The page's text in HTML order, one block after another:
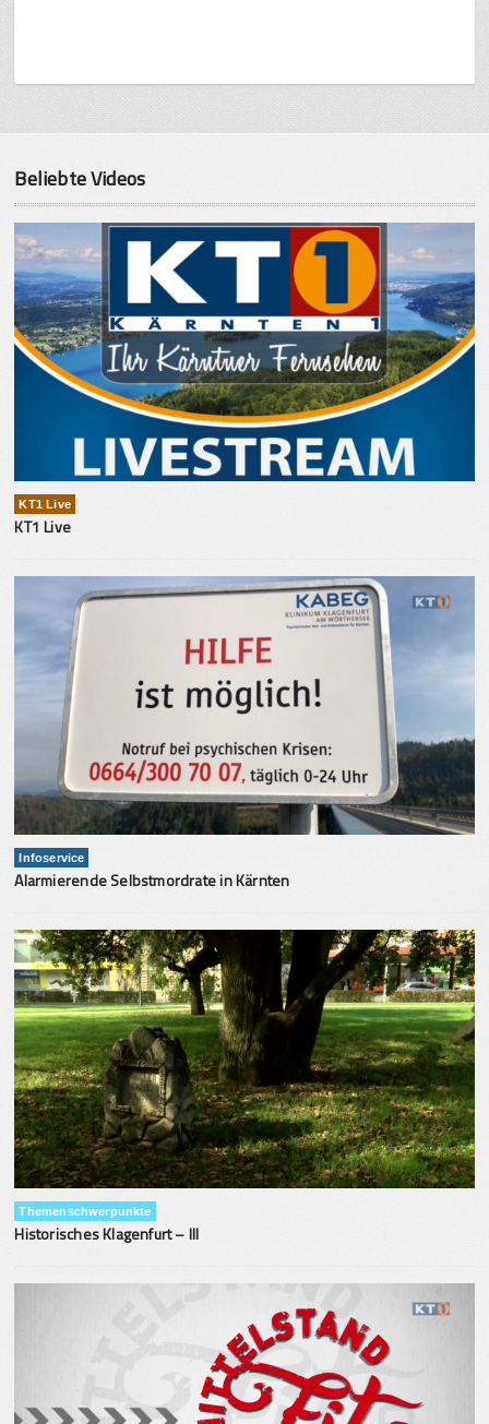
Beliebte Videos
KT1 Live
KT1 Live
Infoservice
Alarmierende Selbstmordrate in Kärnten
Themenschwerpunkte
Historisches Klagenfurt – III